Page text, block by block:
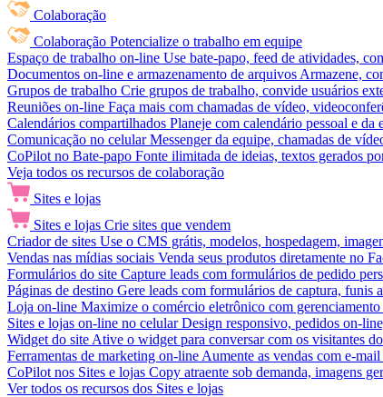
Colaboração
Colaboração Potencialize o trabalho em equipe
Espaço de trabalho on-line Use bate-papo, feed de atividades,
Documentos on-line e armazenamento de arquivos Armazene,
Grupos de trabalho Crie grupos de trabalho, convide usuários
Reuniões on-line Faça mais com chamadas de vídeo,
Calendários compartilhados Planeje com calendário pessoal e da
Comunicação no celular Messenger da equipe, chamadas de
CoPilot no Bate-papo Fonte ilimitada de ideias, textos gerados
Veja todos os recursos de colaboração
Sites e lojas
Sites e lojas Crie sites que vendem
Criador de sites Use o CMS grátis, modelos, hospedagem,
Vendas nas mídias sociais Venda seus produtos diretamente no
Formulários do site Capture leads com formulários de pedido
Páginas de destino Gere leads com formulários de captura, funis
Loja on-line Maximize o comércio eletrônico com
Sites e lojas on-line no celular Design responsivo, pedidos on-
Widget do site Ative o widget para conversar com os visitantes
Ferramentas de marketing on-line Aumente as vendas com e-
CoPilot nos Sites e lojas Copy atraente sob demanda, imagens
Ver todos os recursos dos Sites e lojas